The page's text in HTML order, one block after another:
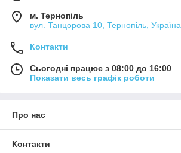
м. Тернопіль
вул. Танцорова 10, Тернопіль, Україна
Контакти
Сьогодні працює з 08:00 до 16:00
Показати весь графік роботи
Про нас
Контакти